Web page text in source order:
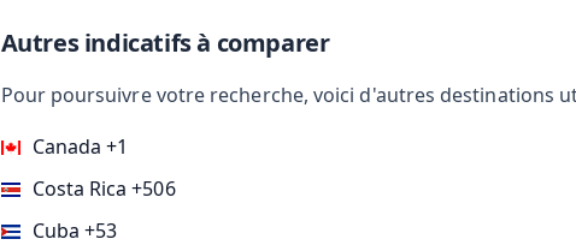
Autres indicatifs à comparer
Pour poursuivre votre recherche, voici d'autres destinations
Canada +1
Costa Rica +506
Cuba +53